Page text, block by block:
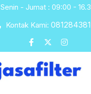
Senin - Jumat : 09:00 -
Kontak Kami: